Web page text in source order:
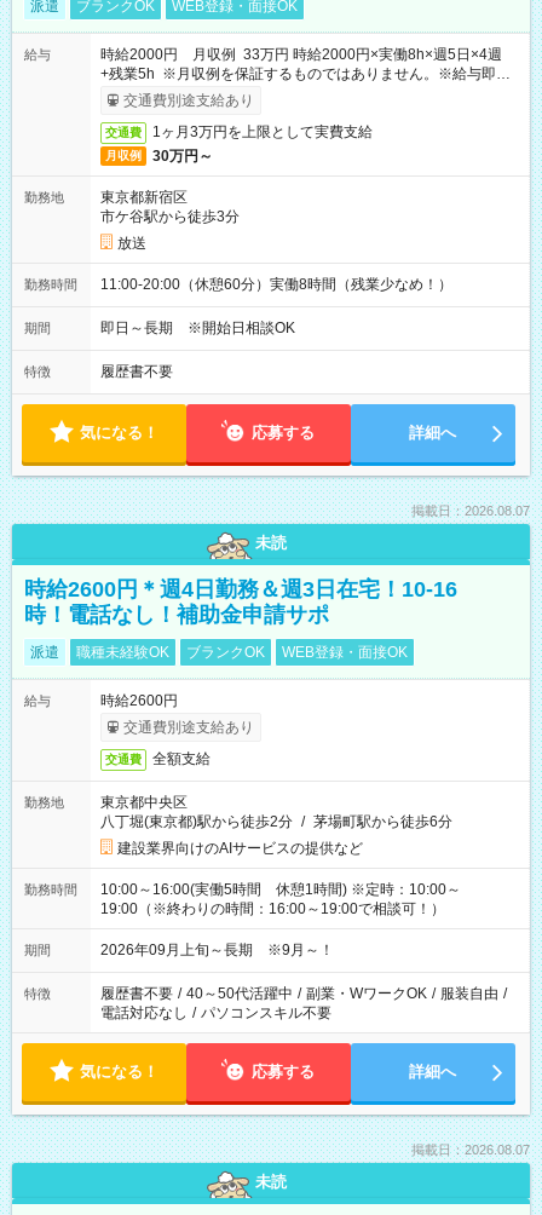
派遣 ブランクOK WEB登録・面接OK
給与
時給2000円 月収例 33万円 時給2000円×実働8h×週5日×4週
+残業5h ※月収例を保証するものではありません。※給与即受
取りサービス利用可（利用条件有）
交通費別途支給あり
交通費 1ヶ月3万円を上限として実費支給
月収例 30万円～
勤務地
東京都新宿区
市ケ谷駅から徒歩3分
放送
勤務時間 11:00-20:00（休憩60分）実働8時間（残業少なめ！）
期間 即日～長期 ※開始日相談OK
特徴 履歴書不要
気になる！ 応募する 詳細へ
掲載日：2026.08.07
未読
時給2600円＊週4日勤務＆週3日在宅！10-16
時！電話なし！補助金申請サポ
派遣 職種未経験OK ブランクOK WEB登録・面接OK
給与
時給2600円
交通費別途支給あり
交通費 全額支給
勤務地
東京都中央区
八丁堀(東京都)駅から徒歩2分 / 茅場町駅から徒歩6分
建設業界向けのAIサービスの提供など
勤務時間
10:00～16:00(実働5時間 休憩1時間) ※定時：10:00～
19:00（※終わりの時間：16:00～19:00で相談可！）
期間 2026年09月上旬～長期 ※9月～！
特徴 履歴書不要 / 40～50代活躍中 / 副業・WワークOK / 服装自由 /
電話対応なし / パソコンスキル不要
気になる！ 応募する 詳細へ
掲載日：2026.08.07
未読